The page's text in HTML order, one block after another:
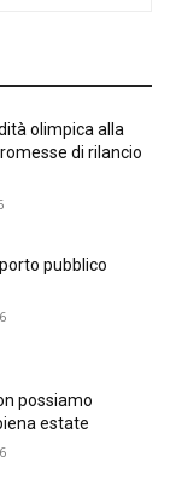
olimpica alla
di rilancio
pubblico
possiamo
estate